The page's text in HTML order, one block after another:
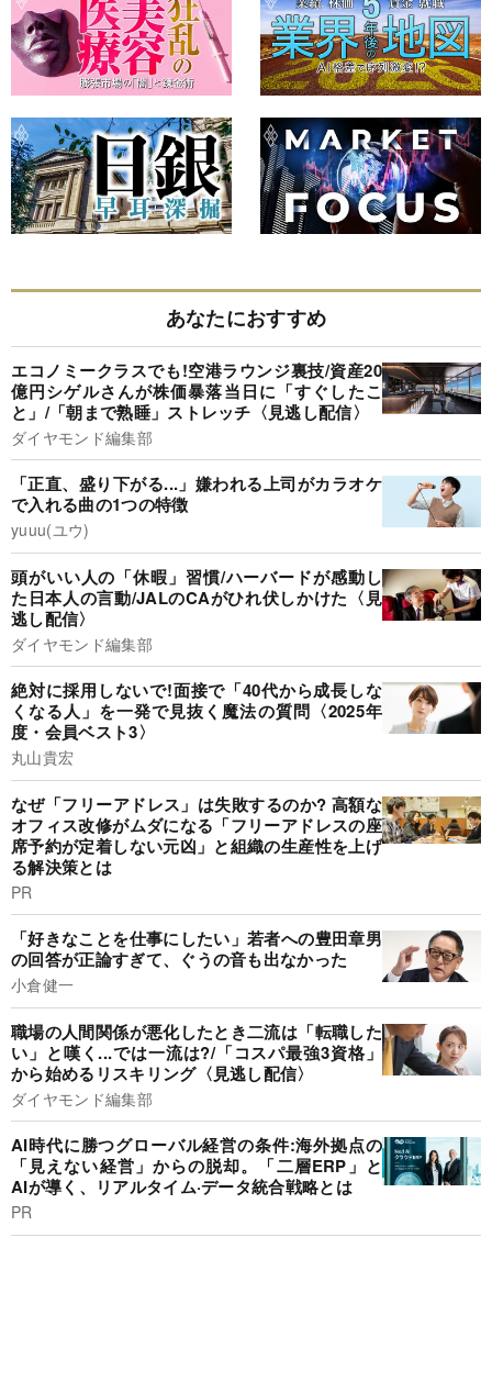
あなたにおすすめ
エコノミークラスでも!空港ラウンジ裏技/資産20
億円シゲルさんが株価暴落当日に「すぐしたこ
と」/「朝まで熟睡」ストレッチ〈見逃し配信〉
ダイヤモンド編集部
「正直、盛り下がる...」嫌われる上司がカラオケ
で入れる曲の1つの特徴
yuuu(ユウ)
頭がいい人の「休暇」習慣/ハーバードが感動し
た日本人の言動/JALのCAがひれ伏しかけた〈見
逃し配信〉
ダイヤモンド編集部
絶対に採用しないで!面接で「40代から成長しな
くなる人」を一発で見抜く魔法の質問〈2025年
度・会員ベスト3〉
丸山貴宏
なぜ「フリーアドレス」は失敗するのか? 高額な
オフィス改修がムダになる「フリーアドレスの座
席予約が定着しない元凶」と組織の生産性を上げ
る解決策とは
PR
「好きなことを仕事にしたい」若者への豊田章男
の回答が正論すぎて、ぐうの音も出なかった
小倉健一
職場の人間関係が悪化したとき二流は「転職した
い」と嘆く...では一流は?/「コスパ最強3資格」
から始めるリスキリング〈見逃し配信〉
ダイヤモンド編集部
AI時代に勝つグローバル経営の条件:海外拠点の
「見えない経営」からの脱却。「二層ERP」と
AIが導く、リアルタイム·データ統合戦略とは
PR